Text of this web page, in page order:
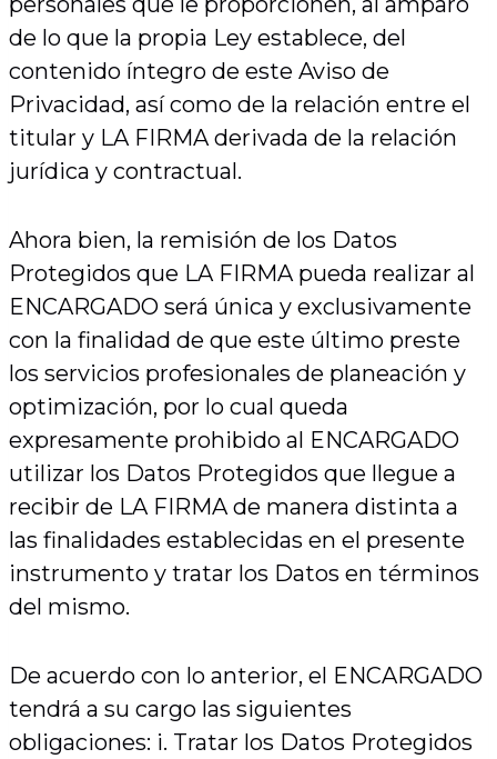
de lo que la propia Ley establece, del
contenido íntegro de este Aviso de
Privacidad, así como de la relación entre el
titular y LA FIRMA derivada de la relación
jurídica y contractual.
Ahora bien, la remisión de los Datos
Protegidos que LA FIRMA pueda realizar al
ENCARGADO será única y exclusivamente
con la finalidad de que este último preste
los servicios profesionales de planeación y
optimización, por lo cual queda
expresamente prohibido al ENCARGADO
utilizar los Datos Protegidos que llegue a
recibir de LA FIRMA de manera distinta a
las finalidades establecidas en el presente
instrumento y tratar los Datos en términos
del mismo.
De acuerdo con lo anterior, el ENCARGADO
tendrá a su cargo las siguientes
obligaciones: i. Tratar los Datos Protegidos